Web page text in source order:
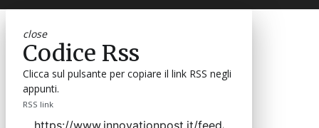
close
Codice Rss
Clicca sul pulsante per copiare il link RSS negli
appunti.
RSS link